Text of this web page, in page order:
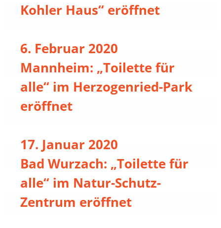
Kohler Haus“ eröffnet
6. Februar 2020
Mannheim: „Toilette für
alle“ im Herzogenried-Park
eröffnet
17. Januar 2020
Bad Wurzach: „Toilette für
alle“ im Natur-Schutz-
Zentrum eröffnet